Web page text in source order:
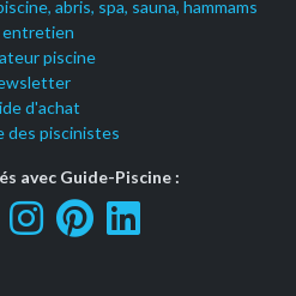
abris, spa, sauna, hammams
piscine
d'achat
des piscinistes
avec Guide-Piscine :